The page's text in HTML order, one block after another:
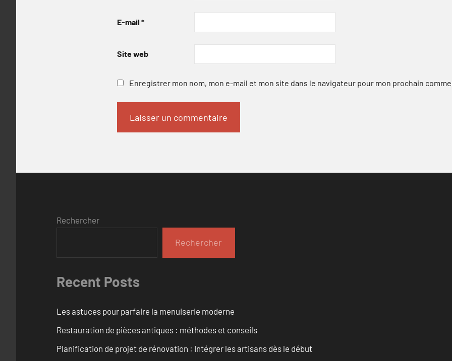
E-mail *
Site web
Enregistrer mon nom, mon e-mail et mon site dans le navigateur pour mon prochain
Rechercher
Rechercher
Recent Posts
Les astuces pour parfaire la menuiserie moderne
Restauration de pièces antiques : méthodes et conseils
Planification de projet de rénovation : Intégrer les artisans dès le début